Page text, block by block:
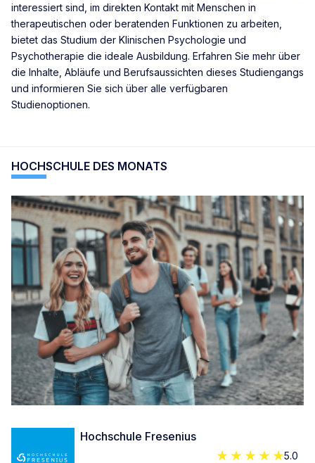
interessiert sind, im direkten Kontakt mit Menschen in
therapeutischen oder beratenden Funktionen zu arbeiten,
bietet das Studium der Klinischen Psychologie und
Psychotherapie die ideale Ausbildung. Erfahren Sie mehr über
die Inhalte, Abläufe und Berufsaussichten dieses Studiengangs
und informieren Sie sich über alle verfügbaren
Studienoptionen.
HOCHSCHULE DES MONATS
Hochschule Fresenius
5.0